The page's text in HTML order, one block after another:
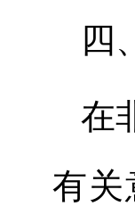
四、
在
有关